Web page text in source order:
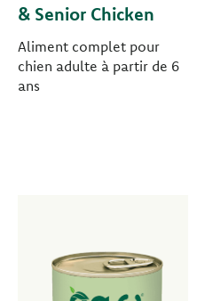
& Senior Chicken
Aliment complet pour
chien adulte à partir de 6
ans